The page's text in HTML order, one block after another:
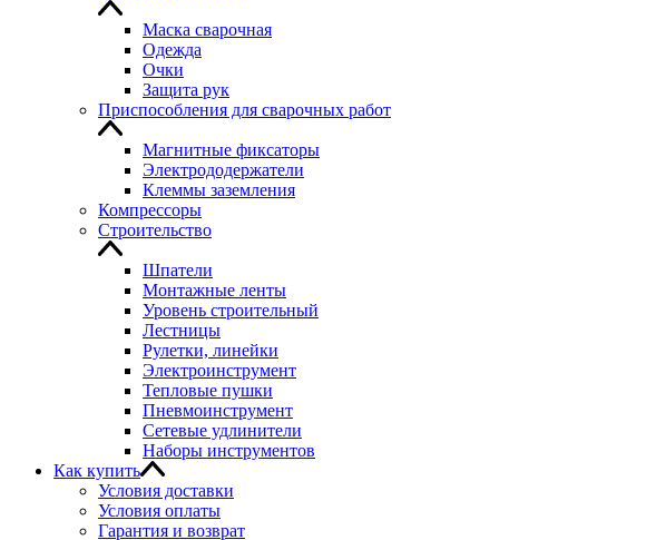
Маска сварочная
Одежда
Очки
Защита рук
Приспособления для сварочных работ
Магнитные фиксаторы
Электрододержатели
Клеммы заземления
Компрессоры
Строительство
Шпатели
Монтажные ленты
Уровень строительный
Лестницы
Рулетки, линейки
Электроинструмент
Тепловые пушки
Пневмоинструмент
Сетевые удлинители
Наборы инструментов
Как купить
Условия доставки
Условия оплаты
Гарантия и возврат